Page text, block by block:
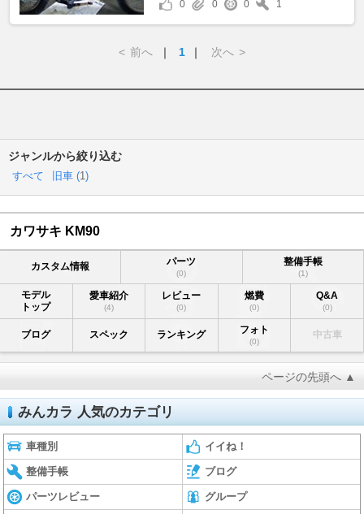
0 0 0 1
< 前へ ｜ 1 ｜ 次へ >
ジャンルから絞り込む
すべて 旧車 (1)
カワサキ KM90
カスタム情報 パーツ
(0)
整備手帳
(1)
モデル
トップ
愛車紹介
(4)
レビュー
(0)
燃費
(0)
Q&A
(0)
ブログ スペック ランキング フォト
(0)
中古車
ページの先頭へ ▲
みんカラ 人気のカテゴリ
車種別 イイね！
整備手帳 ブログ
パーツレビュー グループ